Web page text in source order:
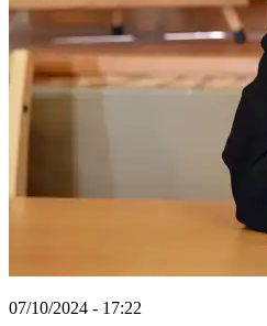
07/10/2024 - 17:22